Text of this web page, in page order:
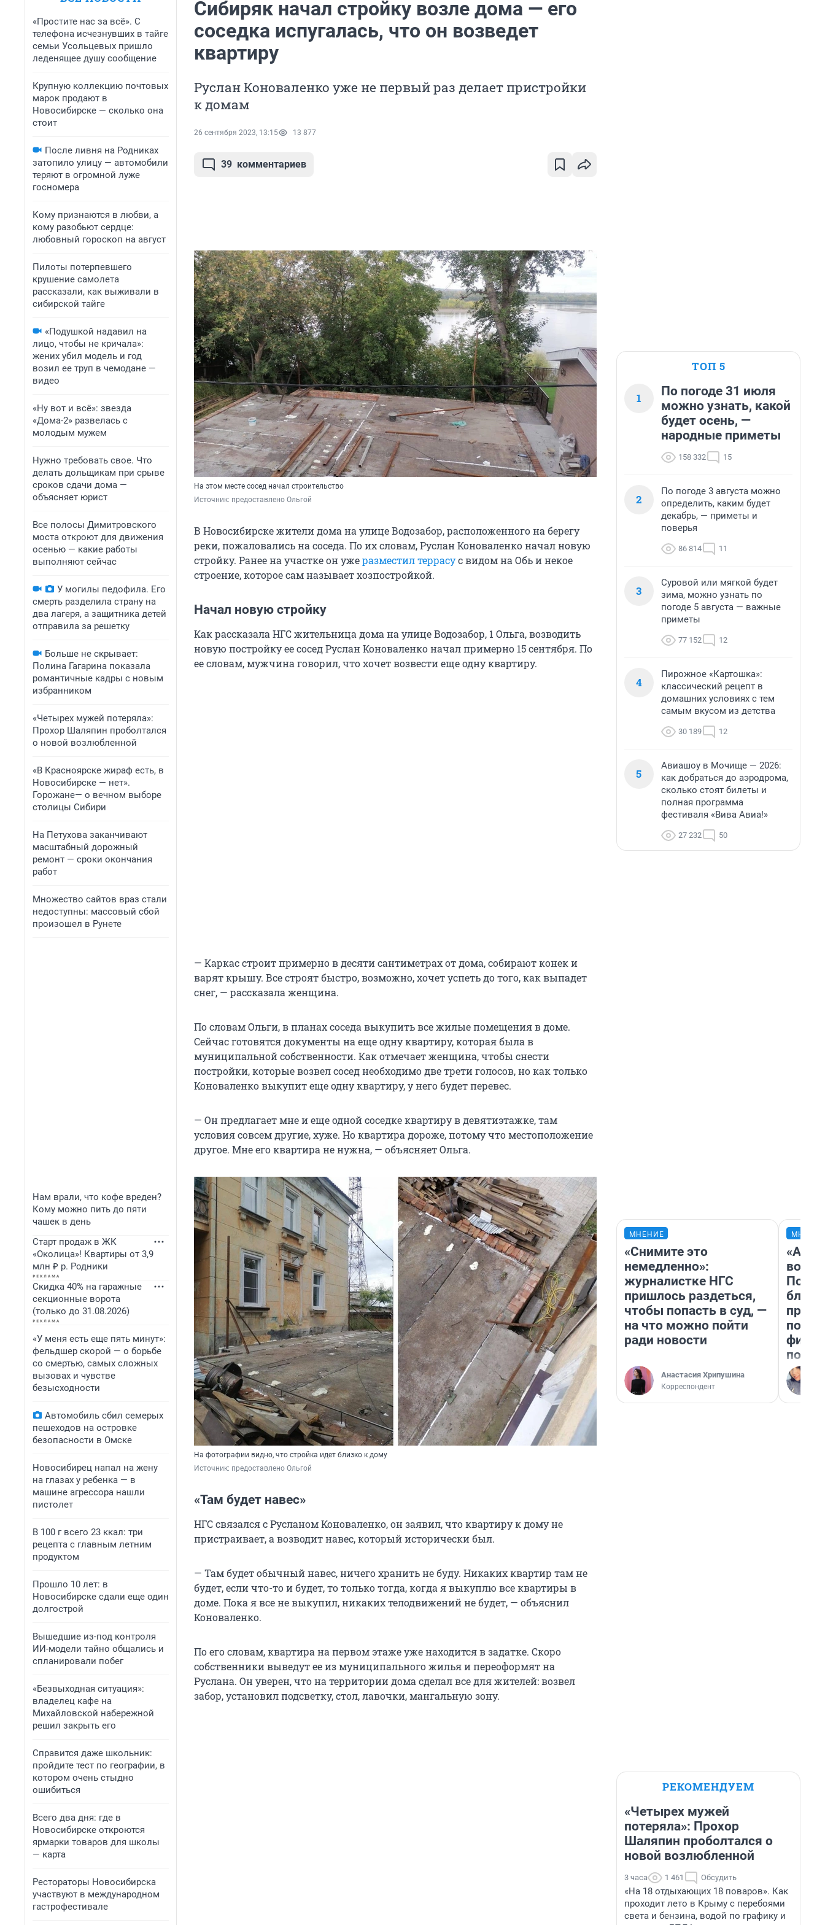
«Простите нас за всё». С
телефона исчезнувших в тайге
семьи Усольцевых пришло
леденящее душу сообщение
Крупную коллекцию почтовых
марок продают в
Новосибирске — сколько она
стоит
После ливня на Родниках
затопило улицу — автомобили
теряют в огромной луже
госномера
Кому признаются в любви, а
кому разобьют сердце:
любовный гороскоп на август
Пилоты потерпевшего
крушение самолета
рассказали, как выживали в
сибирской тайге
«Подушкой надавил на
лицо, чтобы не кричала»:
жених убил модель и год
возил ее труп в чемодане —
видео
«Ну вот и всё»: звезда
«Дома-2» развелась с
молодым мужем
Нужно требовать свое. Что
делать дольщикам при срыве
сроков сдачи дома —
объясняет юрист
Все полосы Димитровского
моста откроют для движения
осенью — какие работы
выполняют сейчас
У могилы педофила. Его
смерть разделила страну на
два лагеря, а защитника детей
отправила за решетку
Больше не скрывает:
Полина Гагарина показала
романтичные кадры с новым
избранником
«Четырех мужей потеряла»:
Прохор Шаляпин проболтался
о новой возлюбленной
«В Красноярске жираф есть, в
Новосибирске — нет».
Горожане— о вечном выборе
столицы Сибири
На Петухова заканчивают
масштабный дорожный
ремонт — сроки окончания
работ
Множество сайтов враз стали
недоступны: массовый сбой
произошел в Рунете
Нам врали, что кофе вреден?
Кому можно пить до пяти
чашек в день
Старт продаж в ЖК
«Околица»! Квартиры от 3,9
млн ₽ р. Родники
Скидка 40% на гаражные
секционные ворота
(только до 31.08.2026)
«У меня есть еще пять минут»:
фельдшер скорой — о борьбе
со смертью, самых сложных
вызовах и чувстве
безысходности
Автомобиль сбил семерых
пешеходов на островке
безопасности в Омске
Новосибирец напал на жену
на глазах у ребенка — в
машине агрессора нашли
пистолет
В 100 г всего 23 ккал: три
рецепта с главным летним
продуктом
Прошло 10 лет: в
Новосибирске сдали еще один
долгострой
Вышедшие из-под контроля
ИИ-модели тайно общались и
спланировали побег
«Безвыходная ситуация»:
владелец кафе на
Михайловской набережной
решил закрыть его
Справится даже школьник:
пройдите тест по географии, в
котором очень стыдно
ошибиться
Всего два дня: где в
Новосибирске откроются
ярмарки товаров для школы
— карта
Рестораторы Новосибирска
участвуют в международном
гастрофестивале
Сибиряк начал стройку возле дома — его
соседка испугалась, что он возведет
квартиру
Руслан Коноваленко уже не первый раз делает пристройки
к домам
26 сентября 2023, 13:15 13 877
39 комментариев
На этом месте сосед начал строительство
Источник: предоставлено Ольгой
В Новосибирске жители дома на улице Водозабор, расположенного на берегу
реки, пожаловались на соседа. По их словам, Руслан Коноваленко начал новую
стройку. Ранее на участке он ужеразместил террасус видом на Обь и некое
строение, которое сам называет хозпостройкой.
Начал новую стройку
Как рассказала НГС жительница дома на улице Водозабор, 1 Ольга, возводить
новую постройку ее сосед Руслан Коноваленко начал примерно 15 сентября. По
ее словам, мужчина говорил, что хочет возвести еще одну квартиру.
— Каркас строит примерно в десяти сантиметрах от дома, собирают конек и
варят крышу. Все строят быстро, возможно, хочет успеть до того, как выпадет
снег, — рассказала женщина.
По словам Ольги, в планах соседа выкупить все жилые помещения в доме.
Сейчас готовятся документы на еще одну квартиру, которая была в
муниципальной собственности. Как отмечает женщина, чтобы снести
постройки, которые возвел сосед необходимо две трети голосов, но как только
Коноваленко выкупит еще одну квартиру, у него будет перевес.
— Он предлагает мне и еще одной соседке квартиру в девятиэтажке, там
условия совсем другие, хуже. Но квартира дороже, потому что местоположение
другое. Мне его квартира не нужна, — объясняет Ольга.
На фотографии видно, что стройка идет близко к дому
Источник: предоставлено Ольгой
«Там будет навес»
НГС связался с Русланом Коноваленко, он заявил, что квартиру к дому не
пристраивает, а возводит навес, который исторически был.
— Там будет обычный навес, ничего хранить не буду. Никаких квартир там не
будет, если что-то и будет, то только тогда, когда я выкуплю все квартиры в
доме. Пока я все не выкупил, никаких телодвижений не будет, — объяснил
Коноваленко.
По его словам, квартира на первом этаже уже находится в задатке. Скоро
собственники выведут ее из муниципального жилья и переоформят на
Руслана. Он уверен, что на территории дома сделал все для жителей: возвел
забор, установил подсветку, стол, лавочки, мангальную зону.
ТОП 5
1
По погоде 31 июля
можно узнать, какой
будет осень, —
народные приметы
158 332 15
2
По погоде 3 августа можно
определить, каким будет
декабрь, — приметы и
поверья
86 814 11
3
Суровой или мягкой будет
зима, можно узнать по
погоде 5 августа — важные
приметы
77 152 12
4
Пирожное «Картошка»:
классический рецепт в
домашних условиях с тем
самым вкусом из детства
30 189 12
5
Авиашоу в Мочище — 2026:
как добраться до аэродрома,
сколько стоят билеты и
полная программа
фестиваля «Вива Авиа!»
27 232 50
МНЕНИЕ
«Снимите это
немедленно»:
журналистке НГС
пришлось раздеться,
чтобы попасть в суд, —
на что можно пойти
ради новости
Анастасия Хрипушина
Корреспондент
вот
РЕКОМЕНДУЕМ
«Четырех мужей
потеряла»: Прохор
Шаляпин проболтался о
новой возлюбленной
3 часа 1 461 Обсудить
«На 18 отдыхающих 18 поваров». Как
проходит лето в Крыму с перебоями
света и бензина, водой по графику и